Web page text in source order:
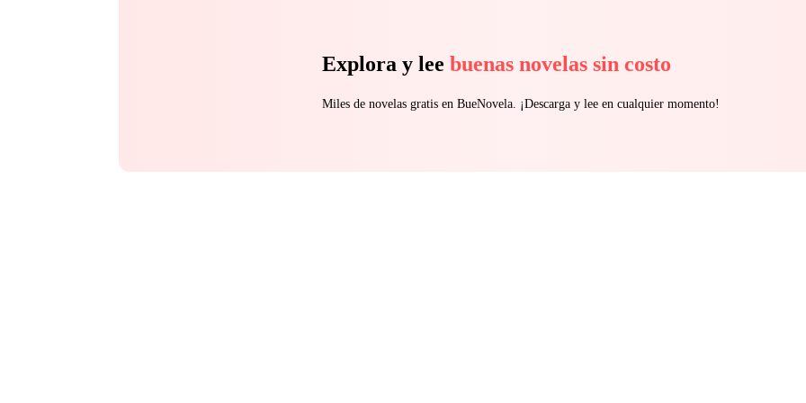
Explora y lee buenas novelas sin costo
Miles de novelas gratis en BueNovela. ¡Descarga y lee en cualquier momento!